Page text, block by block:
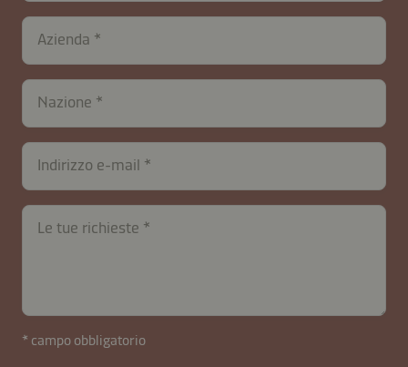
contactIT-
B2B-
26591-
fbp9dSsQ3CD5rgJwl2az
Azienda
Nazione
Indirizzo e-mail
Le tue richieste
* campo obbligatorio